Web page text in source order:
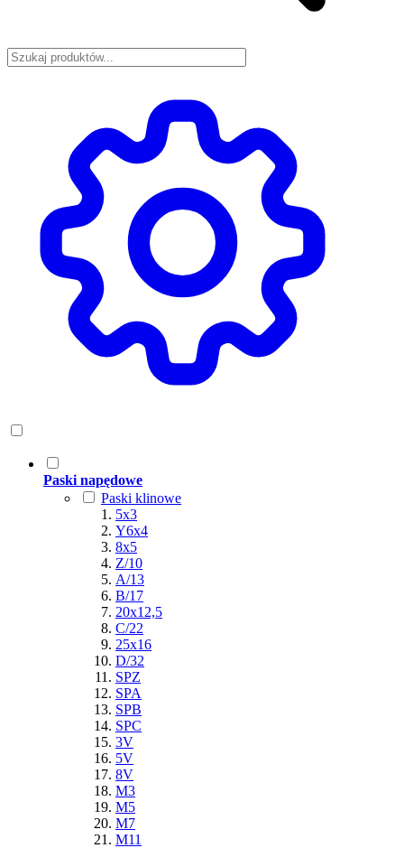
Paski napędowe
Paski klinowe
5x3
Y6x4
8x5
Z/10
A/13
B/17
20x12,5
C/22
25x16
D/32
SPZ
SPA
SPB
SPC
3V
5V
8V
M3
M5
M7
M11